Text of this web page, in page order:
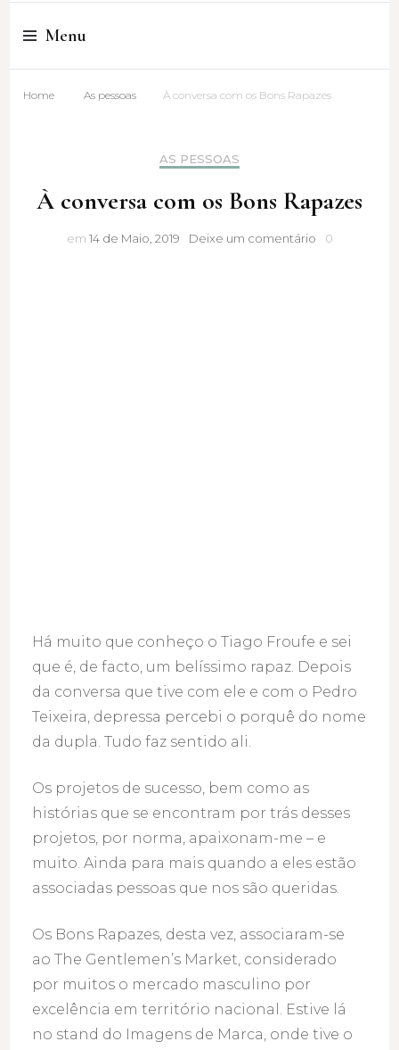
Cristina Amaro
Menu
Home As pessoas À conversa com os Bons Rapazes
AS PESSOAS
À conversa com os Bons Rapazes
em 14 de Maio, 2019 Deixe um comentárioÀ
0
Há muito que conheço o Tiago Froufe e sei
que é, de facto, um belíssimo rapaz. Depois
da conversa que tive com ele e com o Pedro
Teixeira, depressa percebi o porquê do nome
da dupla. Tudo faz sentido ali.
Os projetos de sucesso, bem como as
histórias que se encontram por trás desses
projetos, por norma, apaixonam-me – e
muito. Ainda para mais quando a eles estão
associadas pessoas que nos são queridas.
Os Bons Rapazes, desta vez, associaram-se
ao The Gentlemen’s Market, considerado
por muitos o mercado masculino por
excelência em território nacional. Estive lá
no stand do Imagens de Marca, onde tive o